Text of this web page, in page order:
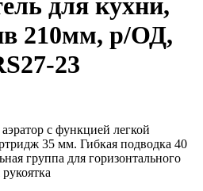
210мм, р/ОД,
23
с функцией легкой
35 мм. Гибкая подводка 40
группа для горизонтального